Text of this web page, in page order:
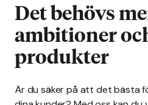
Det behövs
ambitioner
produkter
Är du säker på att det bästa